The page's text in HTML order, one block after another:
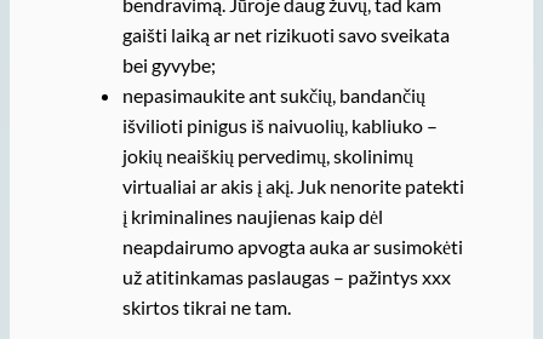
gaišti laiką ar net rizikuoti savo sveikata
bei gyvybe;
nepasimaukite ant sukčių, bandančių
išvilioti pinigus iš naivuolių, kabliuko –
jokių neaiškių pervedimų, skolinimų
virtualiai ar akis į akį. Juk nenorite patekti
į kriminalines naujienas kaip dėl
neapdairumo apvogta auka ar susimokėti
už atitinkamas paslaugas – pažintys xxx
skirtos tikrai ne tam.